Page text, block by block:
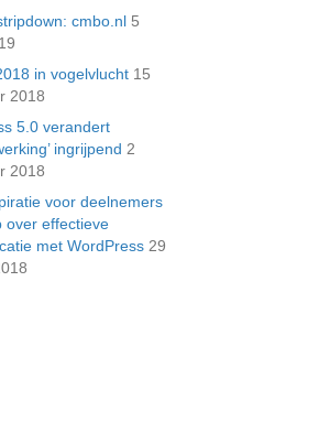
cmbo.nl 5
in vogelvlucht 15
2018
5.0 verandert
ingrijpend 2
2018
voor deelnemers
over effectieve
met WordPress 29